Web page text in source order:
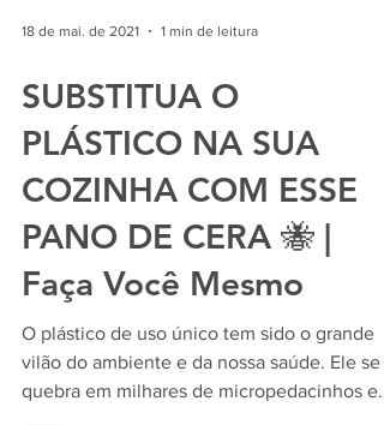
18 de mai. de 2021 1 min de leitura
SUBSTITUA O
PLÁSTICO NA SUA
COZINHA COM ESSE
PANO DE CERA 🐝 |
Faça Você Mesmo
O plástico de uso único tem sido o grande
vilão do ambiente e da nossa saúde. Ele se
quebra em milhares de micropedacinhos e